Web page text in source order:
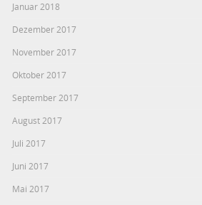
Januar 2018
Dezember 2017
November 2017
Oktober 2017
September 2017
August 2017
Juli 2017
Juni 2017
Mai 2017